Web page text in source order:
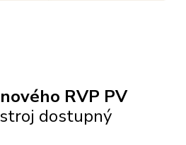
RVP PV
dostupný